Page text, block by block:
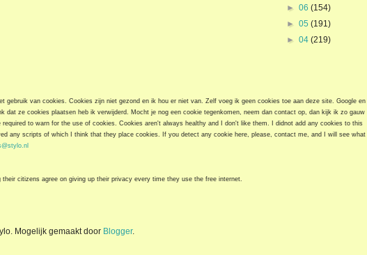
►06(154)
►05(191)
►04(219)
gebruik van cookies. Cookies zijn niet gezond en ik hou er niet van. Zelf voeg ik geen cookies toe aan deze site. Google en
dat ze cookies plaatsen heb ik verwijderd. Mocht je nog een cookie tegenkomen, neem dan contact op, dan kijk ik zo gauw
required to warn for the use of cookies. Cookies aren't always healthy and I don't like them. I didnot add any cookies to this
any scripts of which I think that they place cookies. If you detect any cookie here, please, contact me, and I will see what I
citizens agree on giving up their privacy every time they use the free internet.
Mogelijk gemaakt door Blogger.